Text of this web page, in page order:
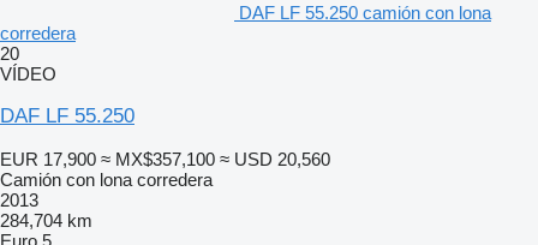
DAF LF 55.250 camión con lona
corredera
20
VÍDEO
DAF LF 55.250
EUR 17,900 ≈ MX$357,100 ≈ USD 20,560
Camión con lona corredera
2013
284,704 km
Euro 5